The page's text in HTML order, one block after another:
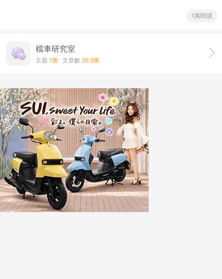
1萬閱讀
檔車研究室
主題 1萬 文章數 26.9萬